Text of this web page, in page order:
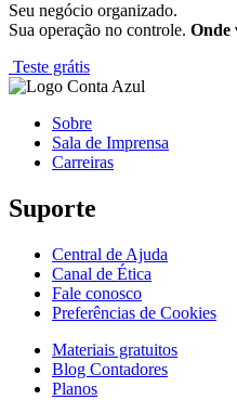
Seu negócio organizado.
Sua operação no controle. Onde
Teste grátis
Sobre
Sala de Imprensa
Carreiras
Suporte
Central de Ajuda
Canal de Ética
Fale conosco
Preferências de Cookies
Materiais gratuitos
Blog Contadores
Planos